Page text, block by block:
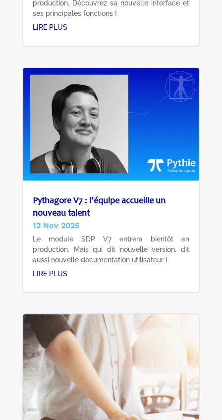
production. Découvrez sa nouvelle interface et
ses principales fonctions !
LIRE PLUS
Pythagore V7 : l’équipe accueille un
nouveau talent
12 Nov 2025
Le module SDP V7 entrera bientôt en
production. Mais qui dit nouvelle version, dit
aussi nouvelle documentation utilisateur !
LIRE PLUS